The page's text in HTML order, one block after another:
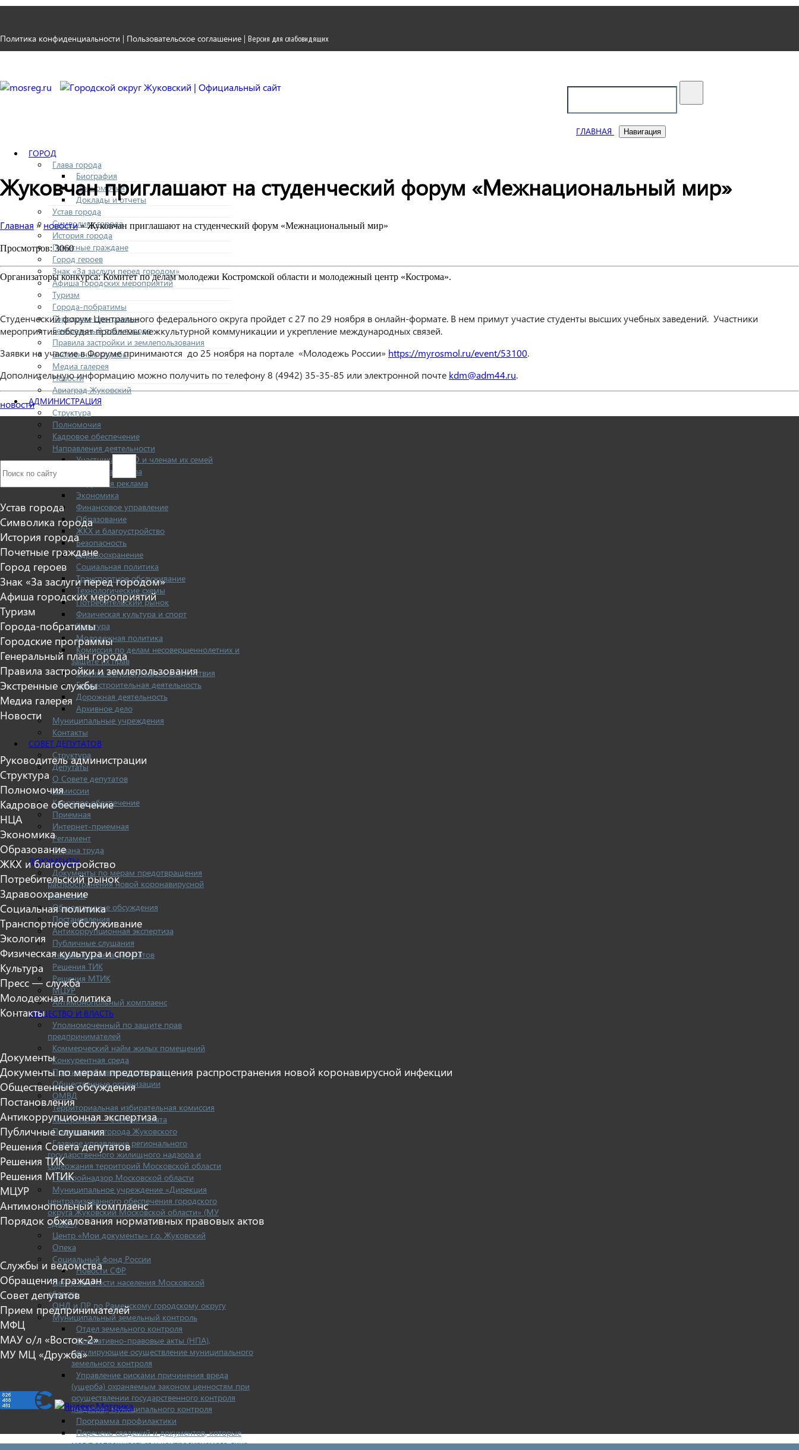
Политика конфиденциальности | Пользовательское соглашение | Версия для слабовидящих
ГЛАВНАЯ Навигация
ГОРОД
Глава города
Биография
Полномочия
Доклады и отчеты
Устав города
Символика города
История города
Почетные граждане
Город героев
Знак «За заслуги перед городом»
Афиша городских мероприятий
Туризм
Города-побратимы
Городские программы
Генеральный план города
Правила застройки и землепользования
Экстренные службы
Медиа галерея
Новости
Авиаград Жуковский
АДМИНИСТРАЦИЯ
Структура
Полномочия
Кадровое обеспечение
Направления деятельности
Участникам СВО и членам их семей
Жилищная сфера
Наружная реклама
Экономика
Финансовое управление
Образование
ЖКХ и благоустройство
Безопасность
Здравоохранение
Социальная политика
Транспортное обслуживание
Технологические схемы
Потребительский рынок
Физическая культура и спорт
Культура
Молодежная политика
Комиссия по делам несовершеннолетних и
защите их прав
Оценка регулирующего воздействия
Градостроительная деятельность
Дорожная деятельность
Архивное дело
Муниципальные учреждения
Контакты
СОВЕТ ДЕПУТАТОВ
Структура
Депутаты
О Совете депутатов
Комиссии
Кадровое обеспечение
Приемная
Интернет-приемная
Регламент
Охрана труда
ДОКУМЕНТЫ
Документы по мерам предотвращения
распространения новой коронавирусной
инфекции
Общественные обсуждения
Постановления
Антикоррупционная экспертиза
Публичные слушания
Решения Совета депутатов
Решения ТИК
Решения МТИК
МЦУР
Антимонопольный комплаенс
ОБЩЕСТВО И ВЛАСТЬ
Уполномоченный по защите прав
предпринимателей
Коммерческий найм жилых помещений
Конкурентная среда
Противодействие коррупции
Общественные организации
ОМВД
Территориальная избирательная комиссия
Контрольно — счетная палата
Прокуратура города Жуковского
Главное управление регионального
государственного жилищного надзора и
содержания территорий Московской области
Госстройнадзор Московской области
Муниципальное учреждение «Дирекция
централизованного обеспечения городского
округа Жуковский Московской области» (МУ
«ДЦО»)
Центр «Мои документы» г.о. Жуковский
Опека
Социальный фонд России
Новости СФР
Центр занятости населения Московской
области
ОНД и ПР по Раменскому городскому округу
Муниципальный земельный контроль
Отдел земельного контроля
Нормативно-правовые акты (НПА),
регулирующие осуществление муниципального
земельного контроля
Управление рисками причинения вреда
(ущерба) охраняемым законом ценностям при
осуществлении государственного контроля
(надзора), муниципального контроля
Программа профилактики
Перечень сведений и документов, которые
могут запрашиваться у контролируемого лица
Жуковчан приглашают на студенческий форум «Межнациональный мир»
Главная » новости» Жуковчан приглашают на студенческий форум «Межнациональный мир»
Просмотров: 3060
Организаторы конкурса: Комитет по делам молодежи Костромской области и молодежный центр «Кострома».
Студенческий форум Центрального федерального округа пройдет с 27 по 29 ноября в онлайн-формате. В нем примут участие студенты высших учебных заведений. Участники
мероприятия обсудят проблемы межкультурной коммуникации и укрепление международных связей.
Заявки на участие в Форуме принимаются до 25 ноября на портале «Молодежь России» https://myrosmol.ru/event/53100.
Дополнительную информацию можно получить по телефону 8 (4942) 35-35-85 или электронной почте kdm@adm44.ru.
новости
Устав города
Символика города
История города
Почетные граждане
Город героев
Знак «За заслуги перед городом»
Афиша городских мероприятий
Туризм
Города-побратимы
Городские программы
Генеральный план города
Правила застройки и землепользования
Экстренные службы
Медиа галерея
Новости
Руководитель администрации
Структура
Полномочия
Кадровое обеспечение
НЦА
Экономика
Образование
ЖКХ и благоустройство
Потребительский рынок
Здравоохранение
Социальная политика
Транспортное обслуживание
Экология
Физическая культура и спорт
Культура
Пресс — служба
Молодежная политика
Контакты
Документы
Документы по мерам предотвращения распространения новой коронавирусной инфекции
Общественные обсуждения
Постановления
Антикоррупционная экспертиза
Публичные слушания
Решения Совета депутатов
Решения ТИК
Решения МТИК
МЦУР
Антимонопольный комплаенс
Порядок обжалования нормативных правовых актов
Службы и ведомства
Обращения граждан
Совет депутатов
Прием предпринимателей
МФЦ
МАУ о/л «Восток-2»
МУ МЦ «Дружба»